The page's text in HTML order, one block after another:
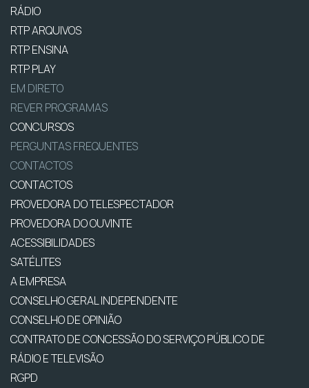
RÁDIO
RTP ARQUIVOS
RTP ENSINA
RTP PLAY
EM DIRETO
REVER PROGRAMAS
CONCURSOS
PERGUNTAS FREQUENTES
CONTACTOS
CONTACTOS
PROVEDORA DO TELESPECTADOR
PROVEDORA DO OUVINTE
ACESSIBILIDADES
SATÉLITES
A EMPRESA
CONSELHO GERAL INDEPENDENTE
CONSELHO DE OPINIÃO
CONTRATO DE CONCESSÃO DO SERVIÇO PÚBLICO DE
RÁDIO E TELEVISÃO
RGPD